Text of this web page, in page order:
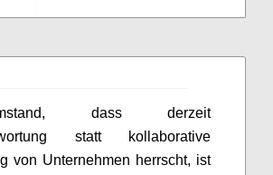
dass derzeit
statt kollaborative
von Unternehmen herrscht, ist